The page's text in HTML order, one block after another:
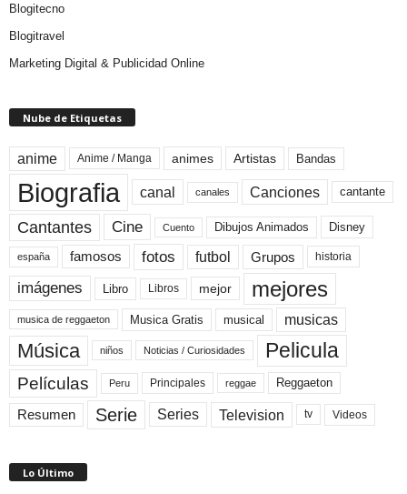
Blogitecno
Blogitravel
Marketing Digital & Publicidad Online
Nube de Etiquetas
anime Anime / Manga animes Artistas Bandas
Biografia canal canales Canciones cantante
Cantantes Cine Cuento Dibujos Animados Disney
españa famosos fotos futbol Grupos historia
imágenes Libro Libros mejor mejores
musica de reggaeton Musica Gratis musical musicas
Música niños Noticias / Curiosidades Pelicula
Películas Peru Principales reggae Reggaeton
Resumen Serie Series Television tv Videos
Lo Último